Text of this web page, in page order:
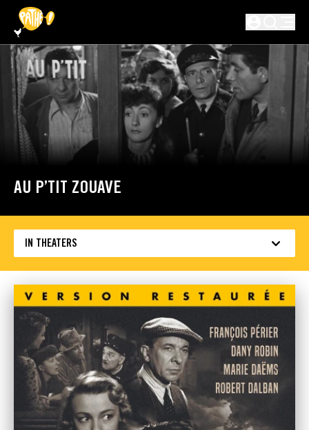
SKIP TO MAIN CONTENT
AU P’TIT ZOUAVE
IN THEATERS